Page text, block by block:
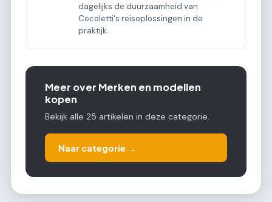
dagelijks de duurzaamheid van
Cocoletti's reisoplossingen in de
praktijk.
Meer over Merken en modellen
kopen
Bekijk alle 25 artikelen in deze categorie.
Naar categorie →